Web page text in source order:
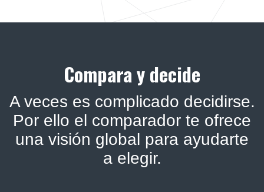
Compara y decide
A veces es complicado decidirse.
Por ello el comparador te ofrece
una visión global para ayudarte
a elegir.